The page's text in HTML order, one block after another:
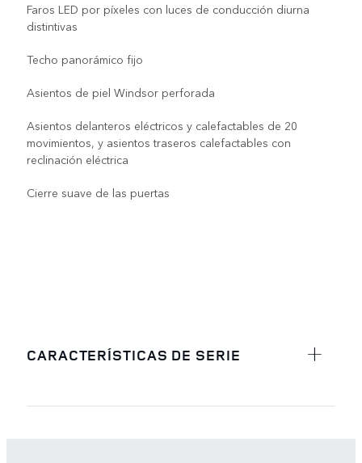
Faros LED por píxeles con luces de conducción diurna
distintivas
Techo panorámico fijo
Asientos de piel Windsor perforada
Asientos delanteros eléctricos y calefactables de 20
movimientos, y asientos traseros calefactables con
reclinación eléctrica
Cierre suave de las puertas
CARACTERÍSTICAS DE SERIE